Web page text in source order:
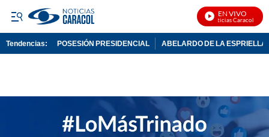
EN VIVO
Noticias Caracol En
Tendencias: POSESIÓN PRESIDENCIAL ABELARDO DE LA ESPRIELLA